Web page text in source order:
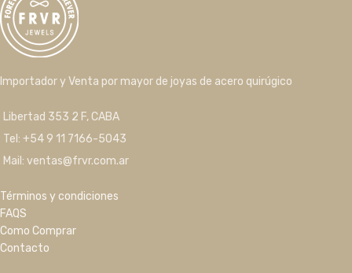
Importador y Venta por mayor de joyas de acero quirúgico
Libertad 353 2 F, CABA
Tel: +54 9 11 7166-5043
Mail: ventas@frvr.com.ar
Términos y condiciones
FAQS
Como Comprar
Contacto